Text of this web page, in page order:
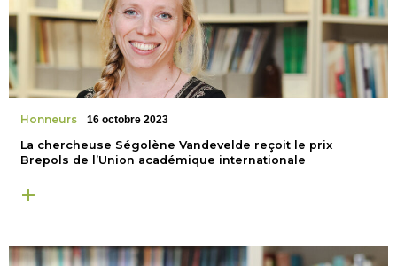
Honneurs 16 octobre 2023
La chercheuse Ségolène Vandevelde reçoit le prix
Brepols de l’Union académique internationale